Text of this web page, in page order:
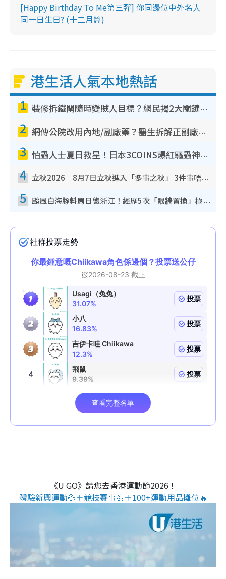
[Happy Birthday To Me第三彈] 你同邊位中外名人
同一日生日? (十二月篇)
港生活人氣本地熱話
1 裝修拆鐵閘隨時變賊人目標？網民揭2大關鍵用途：裝新式等於白裝？附新舊鐵閘分別
2 網傳公院改用內地/副廠藥？醫生拆解正副廠分別 揭4類人換藥隨時出事
3 怕蟲人士夏日救星！日本3COINS爆紅驅蟲神器$45起 1招「全程免觸碰」輕鬆搞定小強
4 立秋2026｜8月7日立秋進入「多事之秋」 3件事唔做得！專家教6招開運 清枱頭／銀包納氣接好運
5 颱風白海豚料周日襲浙江！經歷5次「眼牆置換」極罕見 成登陸內地最長途颱風
《U GO》請您去香港運動節2026！
體驗新興運動💦＋競技賽事💪＋100+運動用品攤位🔥